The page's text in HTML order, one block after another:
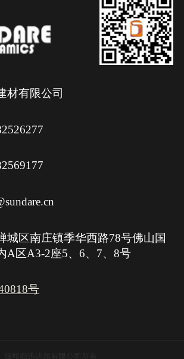
材有限公司
城区南庄镇季华西路78号佛山国
A区A3-2座5、6、7、8号
号